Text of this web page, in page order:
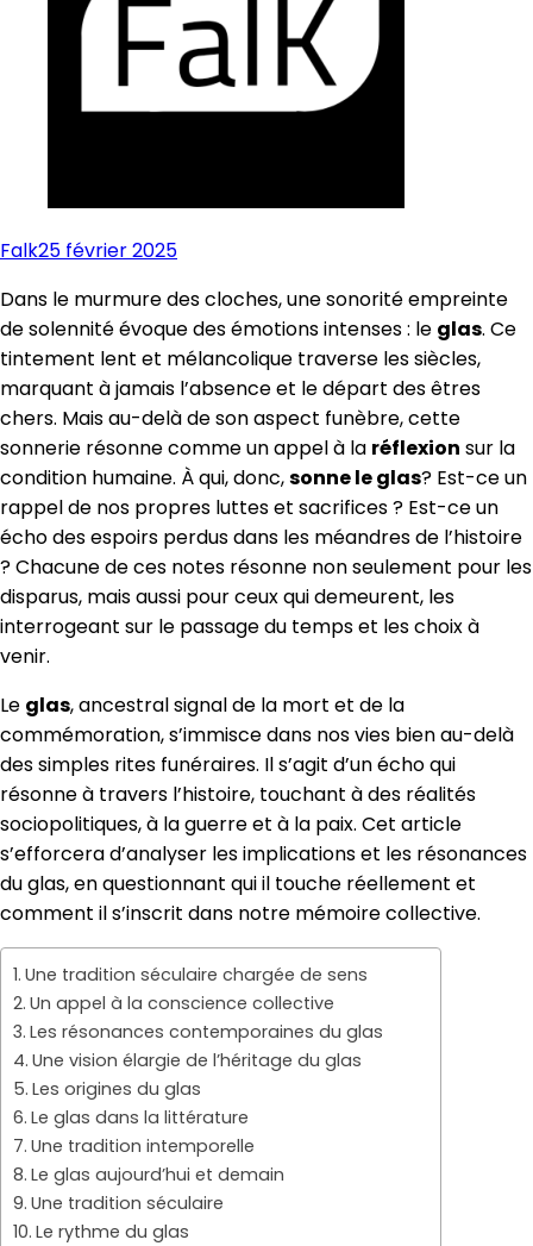
Falk25 février 2025
Dans le murmure des cloches, une sonorité empreinte
de solennité évoque des émotions intenses : le glas. Ce
tintement lent et mélancolique traverse les siècles,
marquant à jamais l’absence et le départ des êtres
chers. Mais au-delà de son aspect funèbre, cette
sonnerie résonne comme un appel à la réflexion sur la
condition humaine. À qui, donc,sonne le glas? Est-ce un
rappel de nos propres luttes et sacrifices ? Est-ce un
écho des espoirs perdus dans les méandres de l’histoire
? Chacune de ces notes résonne non seulement pour les
disparus, mais aussi pour ceux qui demeurent, les
interrogeant sur le passage du temps et les choix à
venir.
Le glas, ancestral signal de la mort et de la
commémoration, s’immisce dans nos vies bien au-delà
des simples rites funéraires. Il s’agit d’un écho qui
résonne à travers l’histoire, touchant à des réalités
sociopolitiques, à la guerre et à la paix. Cet article
s’efforcera d’analyser les implications et les résonances
du glas, en questionnant qui il touche réellement et
comment il s’inscrit dans notre mémoire collective.
Une tradition séculaire chargée de sens
Un appel à la conscience collective
Les résonances contemporaines du glas
Une vision élargie de l’héritage du glas
Les origines du glas
Le glas dans la littérature
Une tradition intemporelle
Le glas aujourd’hui et demain
Une tradition séculaire
Le rythme du glas